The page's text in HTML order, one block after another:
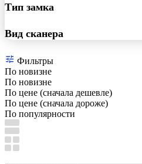
Тип замка
Вид сканера
Фильтры
По новизне
По новизне
По цене (сначала дешевле)
По цене (сначала дороже)
По популярности